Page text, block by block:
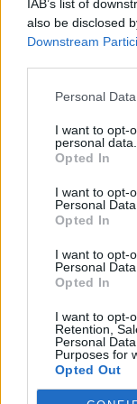
IAB’s list of
also be disclosed
Downstream
Personal
I want to opt-
personal data.
Opted In
I want to opt-
Personal Data.
Opted In
I want to opt-
Personal
Opted In
I want to opt-
Retention,
Personal
Purposes for
Opted Out
λαϊκές αγορές
06/08/2026 10:58